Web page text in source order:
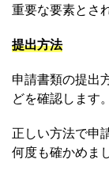
重要な要素とさ
提出方法
申請書類の提出
どを確認します。
正しい方法で申
何度も確かめま